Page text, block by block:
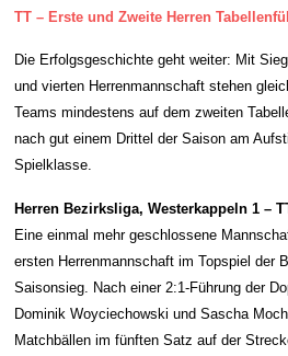
TT – Erste und Zweite Herren
Die Erfolgsgeschichte geht weiter: Mit
und vierten Herrenmannschaft stehen
Teams mindestens auf dem zweiten
nach gut einem Drittel der Saison am
Spielklasse.
Herren Bezirksliga, Westerkappeln 1 –
Eine einmal mehr geschlossene
ersten Herrenmannschaft im Topspiel der
Saisonsieg. Nach einer 2:1-Führung der
Dominik Woyciechowski und Sascha
Matchbällen im fünften Satz auf der